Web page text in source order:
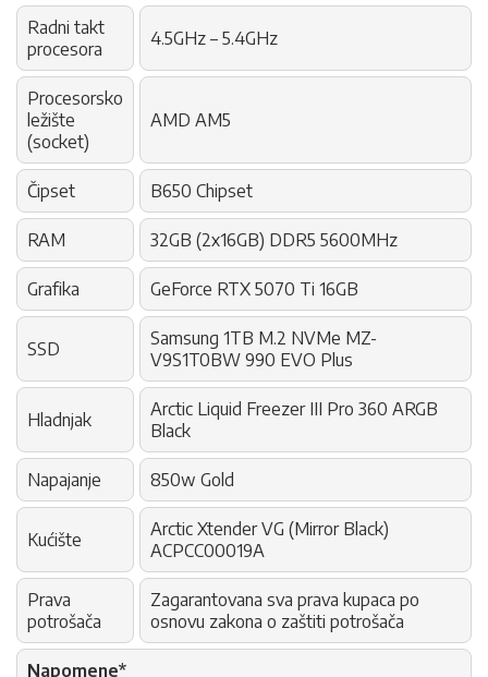
Radni takt
procesora
4.5GHz – 5.4GHz
Procesorsko
ležište
(socket)
AMD AM5
Čipset B650 Chipset
RAM 32GB (2x16GB) DDR5 5600MHz
Grafika GeForce RTX 5070 Ti 16GB
SSD
Samsung 1TB M.2 NVMe MZ-
V9S1T0BW 990 EVO Plus
Hladnjak
Arctic Liquid Freezer III Pro 360 ARGB
Black
Napajanje 850w Gold
Kućište
Arctic Xtender VG (Mirror Black)
ACPCC00019A
Prava
potrošača
Zagarantovana sva prava kupaca po
osnovu zakona o zaštiti potrošača
Napomene*